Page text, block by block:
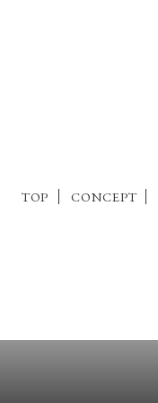
TOP CONCEPT